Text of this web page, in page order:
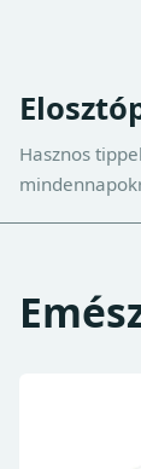
Hasznos